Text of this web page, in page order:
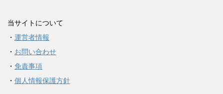
当サイトについて
・ 運営者情報
・ お問い合わせ
・ 免責事項
・ 個人情報保護方針